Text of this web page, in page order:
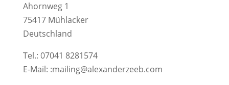
Ahornweg 1
75417 Mühlacker
Deutschland
Tel.: 07041 8281574
E-Mail: :mailing@alexanderzeeb.com